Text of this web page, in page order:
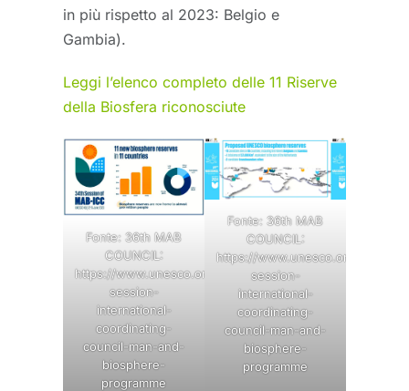
in più rispetto al 2023: Belgio e
Gambia).
Leggi l’elenco completo delle 11 Riserve
della Biosfera riconosciute
Fonte: 36th MAB
COUNCIL:
https://www.unesco.org/en/articles/36th-
session-
international-
coordinating-
council-man-and-
biosphere-
programme
Fonte: 36th MAB
COUNCIL:
https://www.unesco.org/en/
session-
international-
coordinating-
council-man-and-
biosphere-
programme